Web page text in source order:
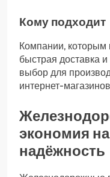
Кому подходит
Компании,
быстрая доставка
выбор для
интернет-
экономия
надёжность